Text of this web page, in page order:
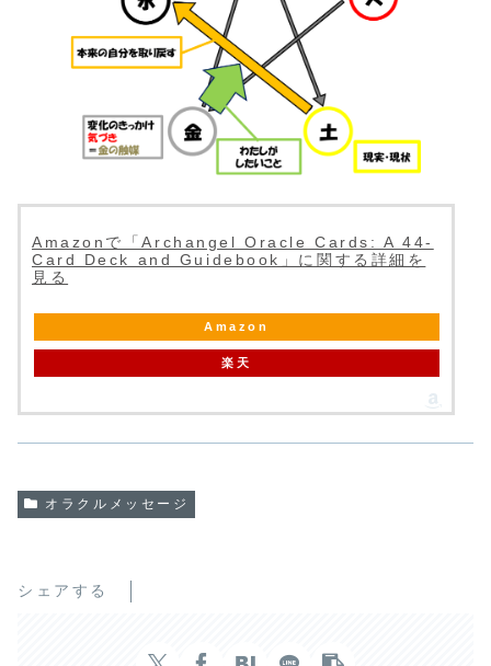
Amazonで「Archangel Oracle Cards: A 44-
Card Deck and Guidebook」に関する詳細を
見る
Amazon
楽天
オラクルメッセージ
シェアする